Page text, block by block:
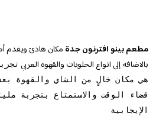
مطعم بينو افترنون جدة مكان هادئ ويقدم
بالاضافه إلى انواع الحلويات والقهوه العربي
هي مكان خالٍ من الشاي والقهوة
قضاء الوقت والاستمتاع بتجربة
الإيجابية